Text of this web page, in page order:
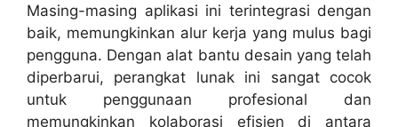
Masing-masing aplikasi ini terintegrasi dengan
baik, memungkinkan alur kerja yang mulus bagi
pengguna. Dengan alat bantu desain yang telah
diperbarui, perangkat lunak ini sangat cocok
untuk penggunaan profesional dan
memungkinkan kolaborasi efisien di antara